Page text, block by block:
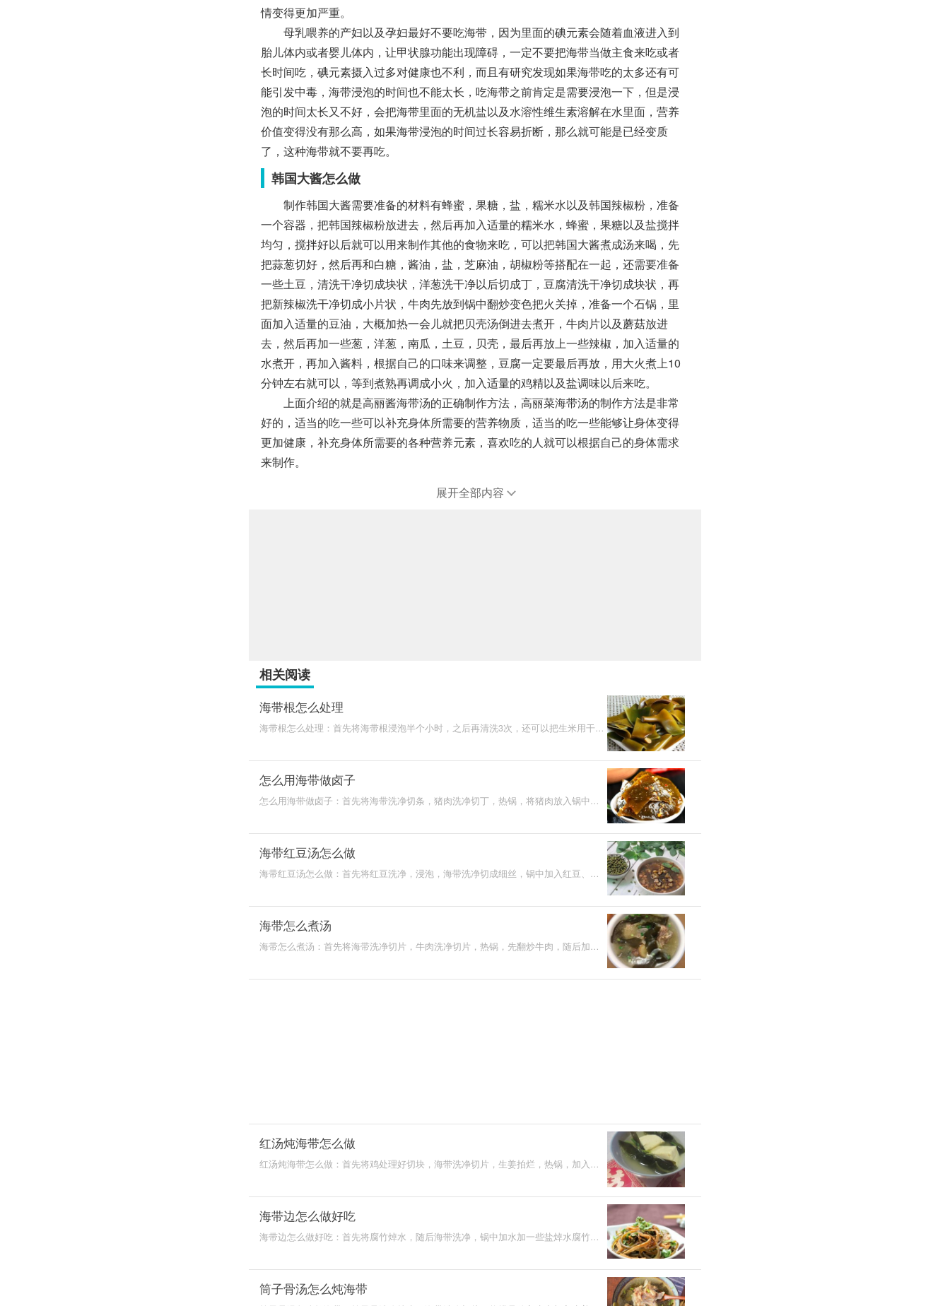
情变得更加严重。
母乳喂养的产妇以及孕妇最好不要吃海带，因为里面的碘元素会随着血液进入到
胎儿体内或者婴儿体内，让甲状腺功能出现障碍，一定不要把海带当做主食来吃或者
长时间吃，碘元素摄入过多对健康也不利，而且有研究发现如果海带吃的太多还有可
能引发中毒，海带浸泡的时间也不能太长，吃海带之前肯定是需要浸泡一下，但是浸
泡的时间太长又不好，会把海带里面的无机盐以及水溶性维生素溶解在水里面，营养
价值变得没有那么高，如果海带浸泡的时间过长容易折断，那么就可能是已经变质
了，这种海带就不要再吃。
韩国大酱怎么做
制作韩国大酱需要准备的材料有蜂蜜，果糖，盐，糯米水以及韩国辣椒粉，准备
一个容器，把韩国辣椒粉放进去，然后再加入适量的糯米水，蜂蜜，果糖以及盐搅拌
均匀，搅拌好以后就可以用来制作其他的食物来吃，可以把韩国大酱煮成汤来喝，先
把蒜葱切好，然后再和白糖，酱油，盐，芝麻油，胡椒粉等搭配在一起，还需要准备
一些土豆，清洗干净切成块状，洋葱洗干净以后切成丁，豆腐清洗干净切成块状，再
把新辣椒洗干净切成小片状，牛肉先放到锅中翻炒变色把火关掉，准备一个石锅，里
面加入适量的豆油，大概加热一会儿就把贝壳汤倒进去煮开，牛肉片以及蘑菇放进
去，然后再加一些葱，洋葱，南瓜，土豆，贝壳，最后再放上一些辣椒，加入适量的
水煮开，再加入酱料，根据自己的口味来调整，豆腐一定要最后再放，用大火煮上10
分钟左右就可以，等到煮熟再调成小火，加入适量的鸡精以及盐调味以后来吃。
上面介绍的就是高丽酱海带汤的正确制作方法，高丽菜海带汤的制作方法是非常
好的，适当的吃一些可以补充身体所需要的营养物质，适当的吃一些能够让身体变得
更加健康，补充身体所需要的各种营养元素，喜欢吃的人就可以根据自己的身体需求
来制作。
展开全部内容
相关阅读
海带根怎么处理
海带根怎么处理：首先将海带根浸泡半个小时，之后再清洗3次，还可以把生米用干净
怎么用海带做卤子
怎么用海带做卤子：首先将海带洗净切条，猪肉洗净切丁，热锅，将猪肉放入锅中翻
海带红豆汤怎么做
海带红豆汤怎么做：首先将红豆洗净，浸泡，海带洗净切成细丝，锅中加入红豆、海
海带怎么煮汤
海带怎么煮汤：首先将海带洗净切片，牛肉洗净切片，热锅，先翻炒牛肉，随后加入
红汤炖海带怎么做
红汤炖海带怎么做：首先将鸡处理好切块，海带洗净切片，生姜拍烂，热锅，加入鸡
海带边怎么做好吃
海带边怎么做好吃：首先将腐竹焯水，随后海带洗净，锅中加水加一些盐焯水腐竹，
筒子骨汤怎么炖海带